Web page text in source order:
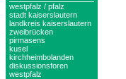
westpfalz / pfalz
stadt kaiserslautern
landkreis kaiserslautern
zweibrücken
pirmasens
kusel
kirchheimbolanden
diskussionsforen
westpfalz